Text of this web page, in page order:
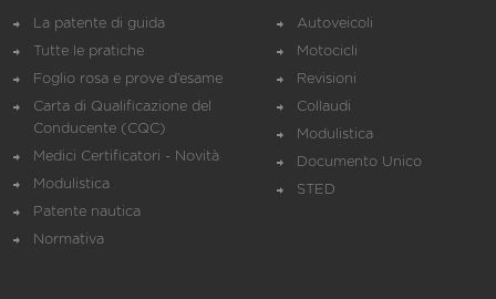
La patente di guida
Tutte le pratiche
Foglio rosa e prove d’esame
Carta di Qualificazione del
Conducente (CQC)
Medici Certificatori - Novità
Modulistica
Patente nautica
Normativa
Autoveicoli
Motocicli
Revisioni
Collaudi
Modulistica
Documento Unico
STED